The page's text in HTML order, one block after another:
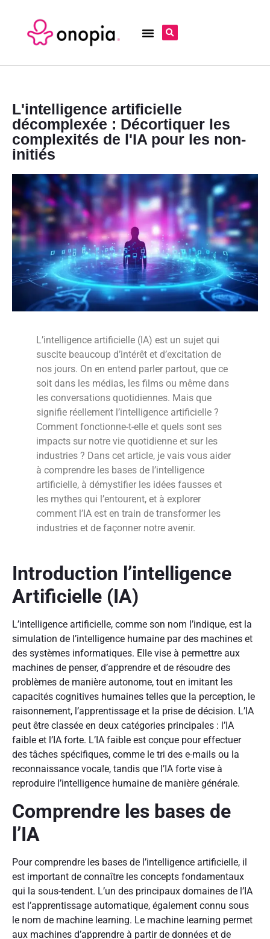
L'intelligence artificielle
décomplexée : Décortiquer les
complexités de l'IA pour les non-
initiés
L’intelligence artificielle (IA) est un sujet qui
suscite beaucoup d’intérêt et d’excitation de
nos jours. On en entend parler partout, que ce
soit dans les médias, les films ou même dans
les conversations quotidiennes. Mais que
signifie réellement l’intelligence artificielle ?
Comment fonctionne-t-elle et quels sont ses
impacts sur notre vie quotidienne et sur les
industries ? Dans cet article, je vais vous aider
à comprendre les bases de l’intelligence
artificielle, à démystifier les idées fausses et
les mythes qui l’entourent, et à explorer
comment l’IA est en train de transformer les
industries et de façonner notre avenir.
Introduction l’intelligence
Artificielle (IA)
L’intelligence artificielle, comme son nom l’indique, est la
simulation de l’intelligence humaine par des machines et
des systèmes informatiques. Elle vise à permettre aux
machines de penser, d’apprendre et de résoudre des
problèmes de manière autonome, tout en imitant les
capacités cognitives humaines telles que la perception, le
raisonnement, l’apprentissage et la prise de décision. L’IA
peut être classée en deux catégories principales : l’IA
faible et l’IA forte. L’IA faible est conçue pour effectuer
des tâches spécifiques, comme le tri des e-mails ou la
reconnaissance vocale, tandis que l’IA forte vise à
reproduire l’intelligence humaine de manière générale.
Comprendre les bases de
l’IA
Pour comprendre les bases de l’intelligence artificielle, il
est important de connaître les concepts fondamentaux
qui la sous-tendent. L’un des principaux domaines de l’IA
est l’apprentissage automatique, également connu sous
le nom de machine learning. Le machine learning permet
aux machines d’apprendre à partir de données et de